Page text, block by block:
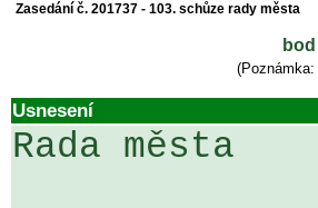
Zasedání č. 201737 - 103. schůze rady města
(Poznámka:
Usnesení
Rada města